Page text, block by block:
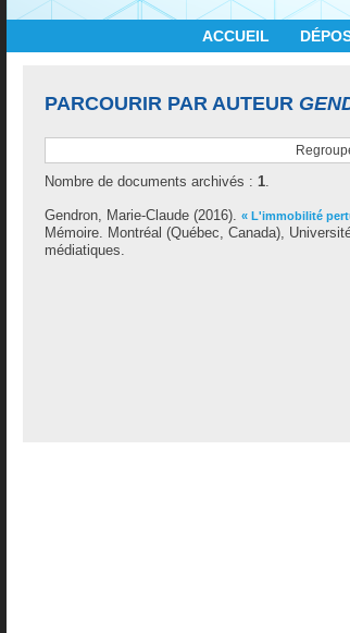
ACCUEIL
PARCOURIR PAR AUTEUR
Nombre de documents archivés : 1.
Gendron, Marie-Claude (2016). « L'immobilité
Mémoire. Montréal (Québec, Canada),
médiatiques.